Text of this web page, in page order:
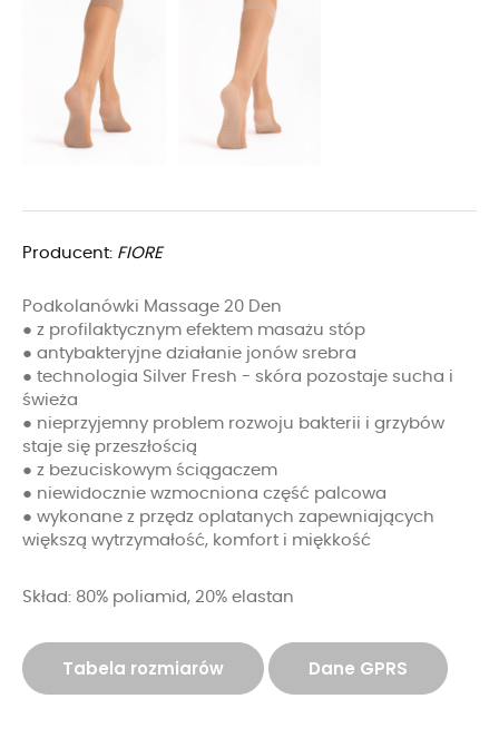
Producent: FIORE
Podkolanówki Massage 20 Den
● z profilaktycznym efektem masażu stóp
● antybakteryjne działanie jonów srebra
● technologia Silver Fresh - skóra pozostaje sucha i
świeża
● nieprzyjemny problem rozwoju bakterii i grzybów
staje się przeszłością
● z bezuciskowym ściągaczem
● niewidocznie wzmocniona część palcowa
● wykonane z przędz oplatanych zapewniających
większą wytrzymałość, komfort i miękkość
Skład: 80% poliamid, 20% elastan
Tabela rozmiarów Dane GPRS